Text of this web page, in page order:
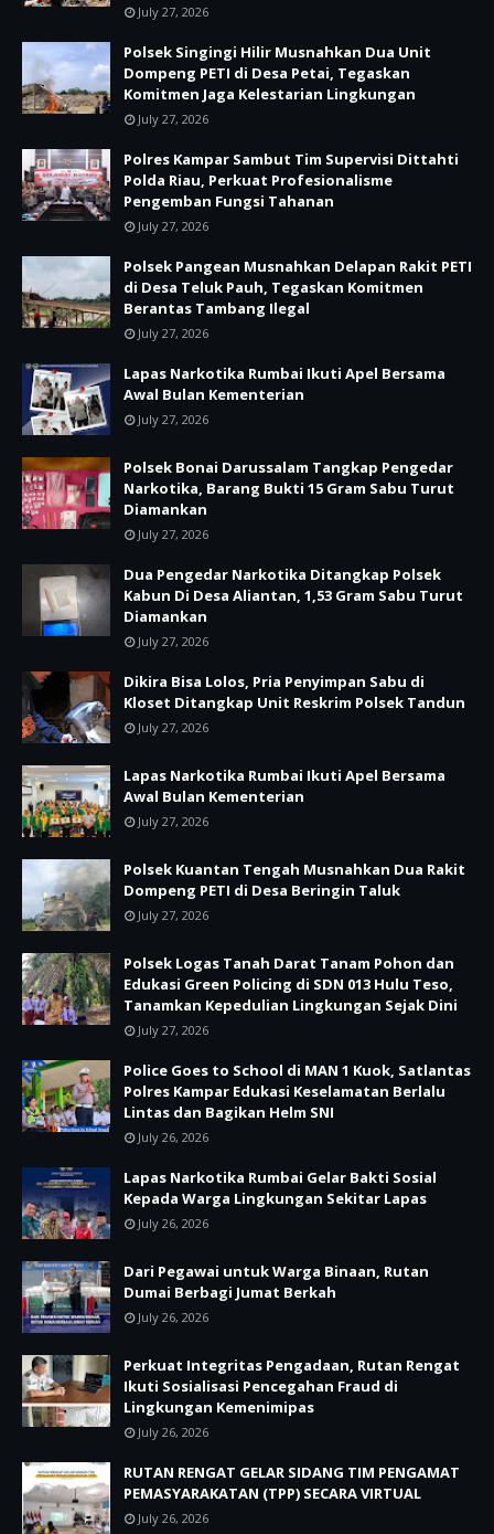
July 27, 2026
Polsek Singingi Hilir Musnahkan Dua Unit
Dompeng PETI di Desa Petai, Tegaskan
Komitmen Jaga Kelestarian Lingkungan
July 27, 2026
Polres Kampar Sambut Tim Supervisi Dittahti
Polda Riau, Perkuat Profesionalisme
Pengemban Fungsi Tahanan
July 27, 2026
Polsek Pangean Musnahkan Delapan Rakit PETI
di Desa Teluk Pauh, Tegaskan Komitmen
Berantas Tambang Ilegal
July 27, 2026
Lapas Narkotika Rumbai Ikuti Apel Bersama
Awal Bulan Kementerian
July 27, 2026
Polsek Bonai Darussalam Tangkap Pengedar
Narkotika, Barang Bukti 15 Gram Sabu Turut
Diamankan
July 27, 2026
Dua Pengedar Narkotika Ditangkap Polsek
Kabun Di Desa Aliantan, 1,53 Gram Sabu Turut
Diamankan
July 27, 2026
Dikira Bisa Lolos, Pria Penyimpan Sabu di
Kloset Ditangkap Unit Reskrim Polsek Tandun
July 27, 2026
Lapas Narkotika Rumbai Ikuti Apel Bersama
Awal Bulan Kementerian
July 27, 2026
Polsek Kuantan Tengah Musnahkan Dua Rakit
Dompeng PETI di Desa Beringin Taluk
July 27, 2026
Polsek Logas Tanah Darat Tanam Pohon dan
Edukasi Green Policing di SDN 013 Hulu Teso,
Tanamkan Kepedulian Lingkungan Sejak Dini
July 27, 2026
Police Goes to School di MAN 1 Kuok, Satlantas
Polres Kampar Edukasi Keselamatan Berlalu
Lintas dan Bagikan Helm SNI
July 26, 2026
Lapas Narkotika Rumbai Gelar Bakti Sosial
Kepada Warga Lingkungan Sekitar Lapas
July 26, 2026
Dari Pegawai untuk Warga Binaan, Rutan
Dumai Berbagi Jumat Berkah
July 26, 2026
Perkuat Integritas Pengadaan, Rutan Rengat
Ikuti Sosialisasi Pencegahan Fraud di
Lingkungan Kemenimipas
July 26, 2026
RUTAN RENGAT GELAR SIDANG TIM PENGAMAT
PEMASYARAKATAN (TPP) SECARA VIRTUAL
July 26, 2026